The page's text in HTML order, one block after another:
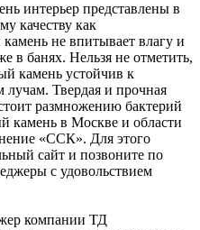
интерьер представлены в
качеству как
не впитывает влагу и
в банях. Нельзя не отметить,
камень устойчив к
Твердая и прочная
размножению бактерий
камень в Москве и области
«ССК». Для этого
сайт и позвоните по
с удовольствием
компании ТД